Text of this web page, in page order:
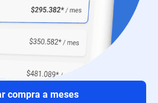
compra a meses